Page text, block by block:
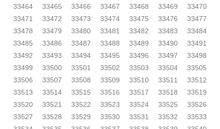
33464
33465 33466 33467 33468 33469
33470
33471
33472 33473 33474 33475 33476
33477
33478
33479 33480 33481 33482 33483
33484
33485
33486 33487 33488 33489 33490
33491
33492
33493 33494 33495 33496 33497
33498
33499
33500 33501 33502 33503 33504
33505
33506
33507 33508 33509 33510 33511
33512
33513
33514 33515 33516 33517 33518
33519
33520
33521 33522 33523 33524 33525
33526
33527
33528 33529 33530 33531 33532
33533